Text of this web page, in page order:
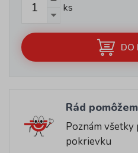
ks
DO
Rád pomôžem
Poznám
pokrievku